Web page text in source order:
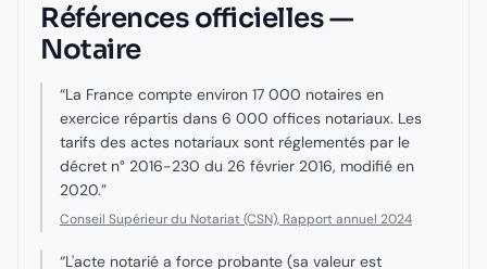
Références officielles —
Notaire
“La France compte environ 17 000 notaires en
exercice répartis dans 6 000 offices notariaux. Les
tarifs des actes notariaux sont réglementés par le
décret n° 2016-230 du 26 février 2016, modifié en
2020.”
Conseil Supérieur du Notariat (CSN), Rapport annuel 2024
“L'acte notarié a force probante (sa valeur est